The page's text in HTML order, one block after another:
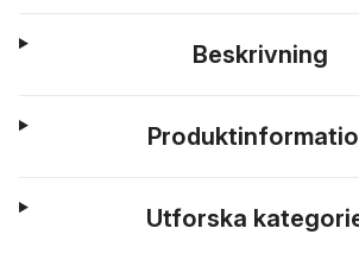
Beskrivning
Utforska